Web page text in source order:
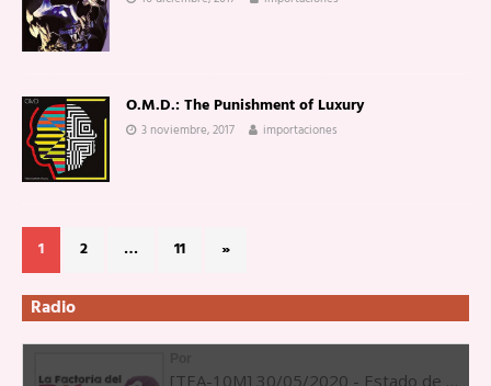
O.M.D.: The Punishment of Luxury
3 noviembre, 2017 importaciones
1 2 … 11 »
Radio